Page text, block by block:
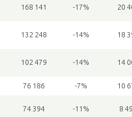
168 141 -17% 20
132 248 -14% 18
102 479 -14% 14
76 186 -7% 10
74 394 -11% 8